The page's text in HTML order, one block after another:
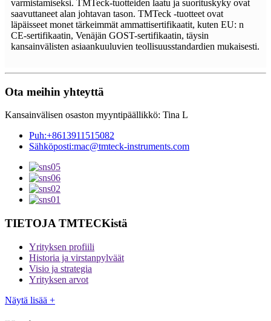
varmistamiseksi. TMTeck-tuotteiden laatu ja suorituskyky ovat
saavuttaneet alan johtavan tason. TMTeck -tuotteet ovat
läpäisseet monet tärkeimmät ammattisertifikaatit, kuten EU: n
CE-sertifikaatin, Venäjän GOST-sertifikaatin, täysin
kansainvälisten asiaankuuluvien teollisuusstandardien mukaisesti.
Ota meihin yhteyttä
Kansainvälisen osaston myyntipäällikkö: Tina L
Puh:+8613911515082
Sähköposti:mac@tmteck-instruments.com
TIETOJA TMTECKistä
Yrityksen profiili
Historia ja virstanpylväät
Visio ja strategia
Yrityksen arvot
Näytä lisää +